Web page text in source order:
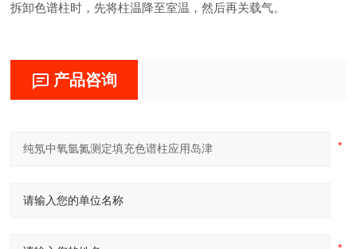
拆卸色谱柱时，先将柱温降至室温，然后再关载气。
产品咨询